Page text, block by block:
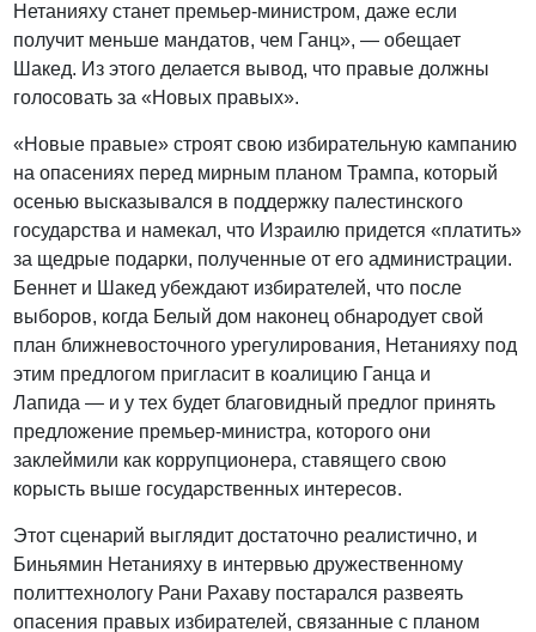
Нетанияху станет премьер-министром, даже если
получит меньше мандатов, чем Ганц», — обещает
Шакед. Из этого делается вывод, что правые должны
голосовать за «Новых правых».
«Новые правые» строят свою избирательную кампанию
на опасениях перед мирным планом Трампа, который
осенью высказывался в поддержку палестинского
государства и намекал, что Израилю придется «платить»
за щедрые подарки, полученные от его администрации.
Беннет и Шакед убеждают избирателей, что после
выборов, когда Белый дом наконец обнародует свой
план ближневосточного урегулирования, Нетанияху под
этим предлогом пригласит в коалицию Ганца и
Лапида — и у тех будет благовидный предлог принять
предложение премьер-министра, которого они
заклеймили как коррупционера, ставящего свою
корысть выше государственных интересов.
Этот сценарий выглядит достаточно реалистично, и
Биньямин Нетанияху в интервью дружественному
политтехнологу Рани Рахаву постарался развеять
опасения правых избирателей, связанные с планом